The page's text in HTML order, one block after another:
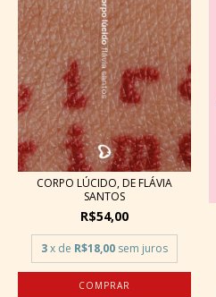
CORPO LÚCIDO, DE FLÁVIA
SANTOS
R$54,00
3x de R$18,00 sem juros